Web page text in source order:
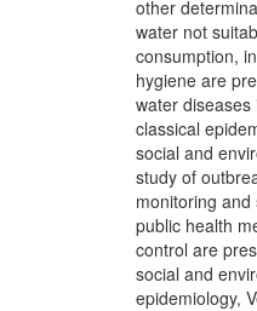
other
water not
consumption,
hygiene are
water
classical
social and
study of
monitoring
public health
control are
social and
epidemiology,